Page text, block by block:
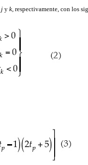
j y k, respectivamente, con los